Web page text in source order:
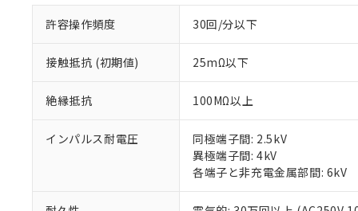
許容操作頻度 30回/分以下
接触抵抗 (初期値) 25mΩ以下
絶縁抵抗 100MΩ以上
インパルス耐電圧
同極端子間: 2.5kV
異極端子間: 4kV
各端子と非充電金属部間: 6kV
以下の条件をお読
のであり、
い。
対応予定なし：
非該当品：ライセ
鉛(Pb) 1000ppm以下、
六価クロム(Cr(Ⅵ))
フタル酸ビス(2-エチル
ル（DBP） 1000ppm以
但し、RoHS指令で産業
フタル酸エステル類の
「○」：最大均質
「－」：未確認で
*中国RoHS10物質の基
Pb(鉛) :1000ppm、
Cr(Ⅵ)(六価クロム) :
DBP(フタル酸ジブチル
ます。
当社は貴社
記
号
○ 一定数